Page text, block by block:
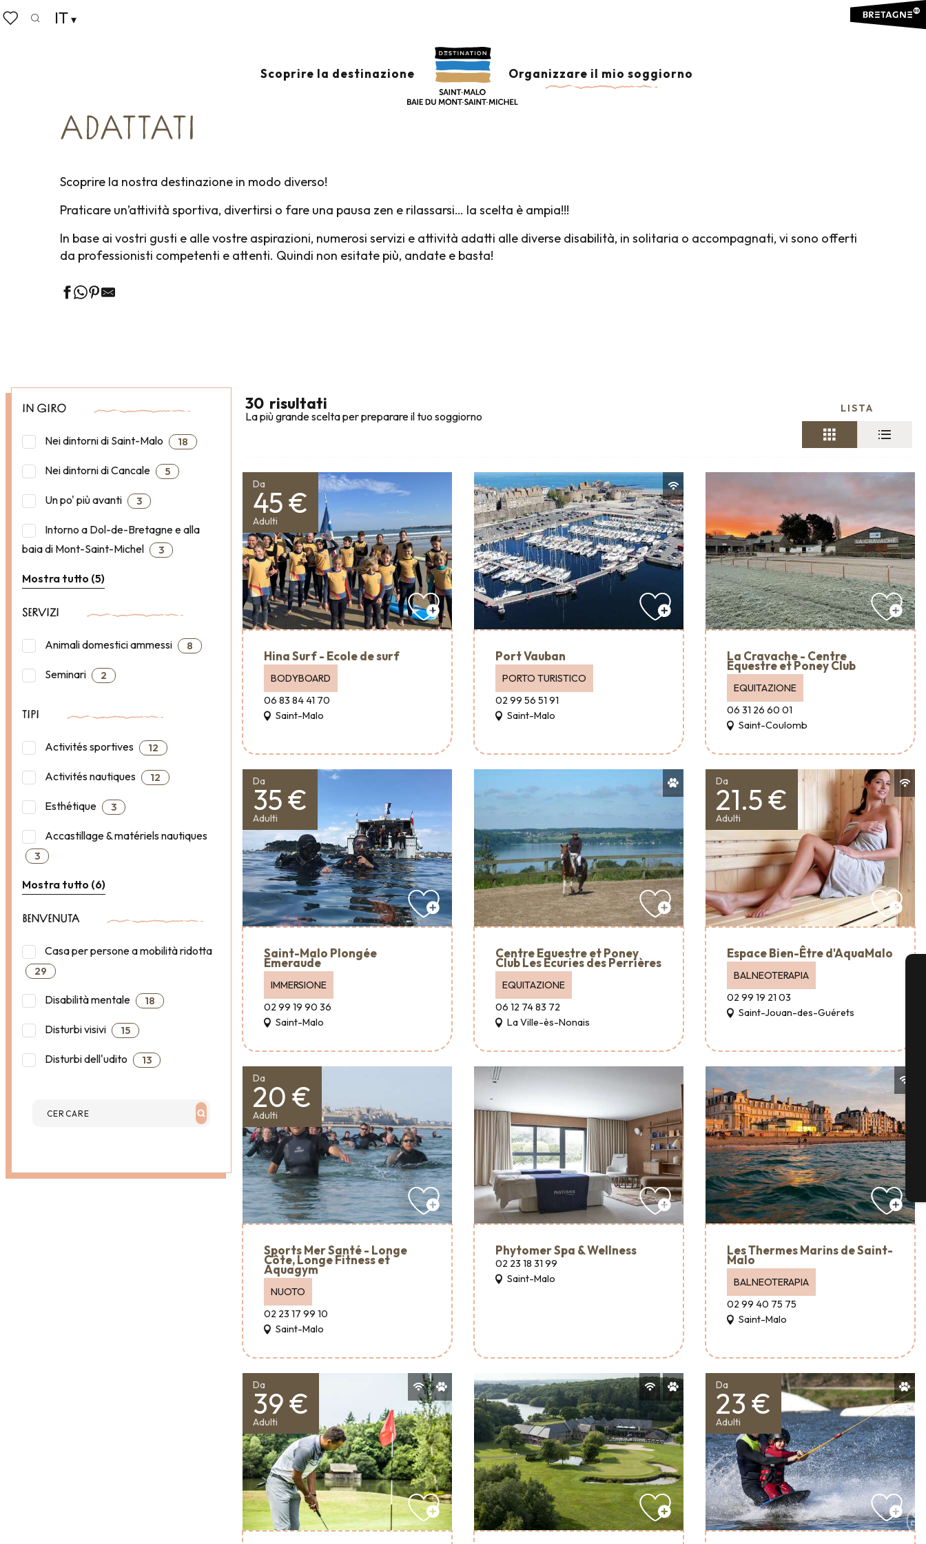
Aller
au
IT
Scoprire la destinazione Organizzare il mio soggiorno
Home
SPORT ACQUATICI, TEMPO LIBERO & SPORT
ADATTATI
Scoprire la nostra destinazione in modo diverso!
Praticare un’attività sportiva, divertirsi o fare una pausa zen e rilassarsi… la scelta è ampia!!!
In base ai vostri gusti e alle vostre aspirazioni, numerosi servizi e attività adatti alle diverse disabilità, in solitaria o accompagnati, vi sono offerti
da professionisti competenti e attenti. Quindi non esitate più, andate e basta!
IN GIRO
Nei dintorni di Saint-Malo 18
Nei dintorni di Cancale 5
Un po' più avanti 3
Intorno a Dol-de-Bretagne e alla
baia di Mont-Saint-Michel
3
Mostra tutto (5)
SERVIZI
Animali domestici ammessi 8
Seminari 2
TIPI
Activités sportives 12
Activités nautiques 12
Esthétique 3
Accastillage & matériels nautiques
3
Mostra tutto (6)
BENVENUTA
Casa per persone a mobilità ridotta
29
Disabilità mentale 18
Disturbi visivi 15
Disturbi dell'udito 13
30 risultati
La più grande scelta per preparare il tuo soggiorno
LISTA
Da
45 €
Adulti
Hina Surf - Ecole de surf
BODYBOARD
06 83 84 41 70
Saint-Malo
Port Vauban
PORTO TURISTICO
02 99 56 51 91
Saint-Malo
La Cravache - Centre
Equestre et Poney Club
EQUITAZIONE
06 31 26 60 01
Saint-Coulomb
Da
35 €
Adulti
Saint-Malo Plongée
Emeraude
IMMERSIONE
02 99 19 90 36
Saint-Malo
Centre Equestre et Poney
Club Les Ecuries des Perrières
EQUITAZIONE
06 12 74 83 72
La Ville-ès-Nonais
Da
21.5 €
Adulti
Espace Bien-Être d'AquaMalo
BALNEOTERAPIA
02 99 19 21 03
Saint-Jouan-des-Guérets
Da
20 €
Adulti
Sports Mer Santé - Longe
Côte, Longe Fitness et
Aquagym
NUOTO
02 23 17 99 10
Saint-Malo
Phytomer Spa & Wellness
02 23 18 31 99
Saint-Malo
Les Thermes Marins de Saint-
Malo
BALNEOTERAPIA
02 99 40 75 75
Saint-Malo
Da
39 €
Adulti
Da
23 €
Adulti